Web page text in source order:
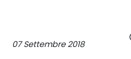
07 Settembre 2018